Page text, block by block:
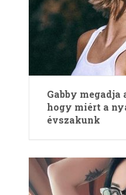
Gabby
hogy miért a
évszakunk